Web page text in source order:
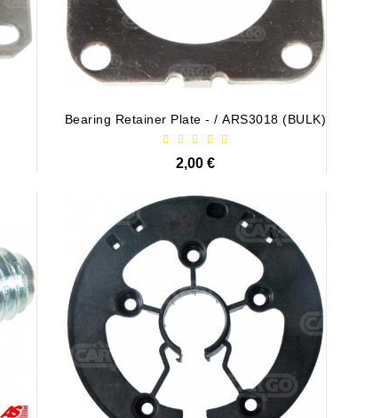
Bearing Retainer Plate - / ARS3018 (BULK)
2,00 €